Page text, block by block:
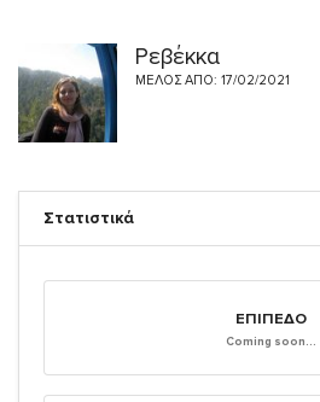
Ρεβέκκα
ΜΈΛΟΣ ΑΠΌ: 17/02/2021
Στατιστικά
ΕΠΊΠΕΔΟ
Coming soon...